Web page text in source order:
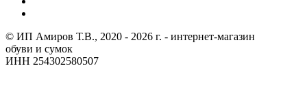
© ИП Амиров Т.В., 2020 - 2026 г. - интернет-магазин
обуви и сумок
ИНН 254302580507